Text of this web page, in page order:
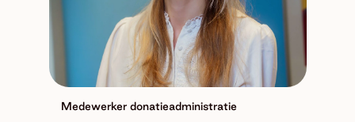
Medewerker donatieadministratie